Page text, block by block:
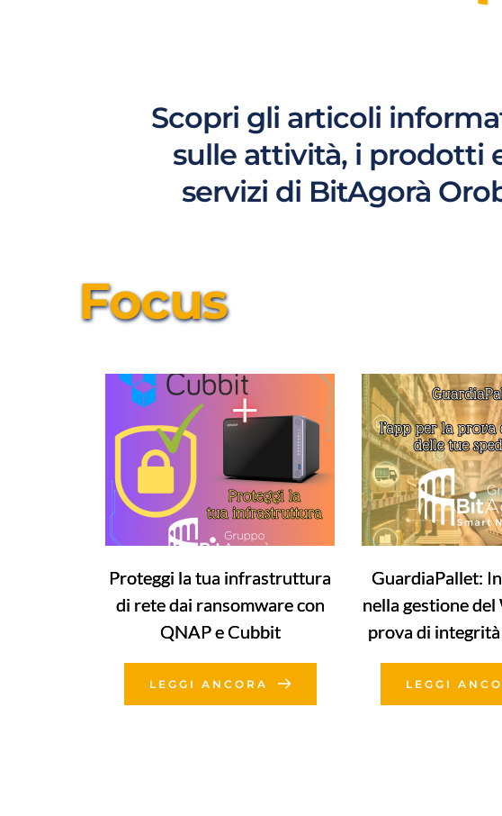
Scopri gli articoli
sulle attività, i prodotti
servizi di BitAgorà
Focus
Proteggi la tua infrastruttura
di rete dai ransomware con
QNAP e Cubbit
LEGGI ANCORA
GuardiaPallet:
nella gestione del
prova di
LEGGI